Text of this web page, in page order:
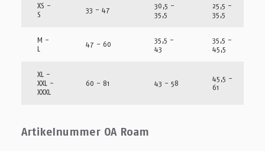
XS -
S
33 - 47
30,5 -
35,5
25,5 -
35,5
M -
L
47 - 60
35,5 -
43
35,5 -
45,5
XL -
XXL -
XXXL
60 - 81 43 - 58
45,5 -
61
Artikelnummer OA Roam